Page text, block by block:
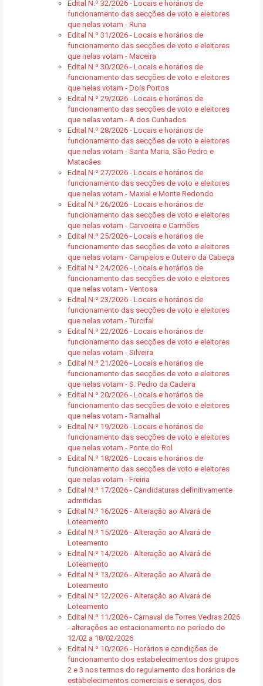
Edital N.º 32/2026 - Locais e horários de
funcionamento das secções de voto e eleitores
que nelas votam - Runa
Edital N.º 31/2026 - Locais e horários de
funcionamento das secções de voto e eleitores
que nelas votam - Maceira
Edital N.º 30/2026 - Locais e horários de
funcionamento das secções de voto e eleitores
que nelas votam - Dois Portos
Edital N.º 29/2026 - Locais e horários de
funcionamento das secções de voto e eleitores
que nelas votam - A dos Cunhados
Edital N.º 28/2026 - Locais e horários de
funcionamento das secções de voto e eleitores
que nelas votam - Santa Maria, São Pedro e
Matacães
Edital N.º 27/2026 - Locais e horários de
funcionamento das secções de voto e eleitores
que nelas votam - Maxial e Monte Redondo
Edital N.º 26/2026 - Locais e horários de
funcionamento das secções de voto e eleitores
que nelas votam - Carvoeira e Carmões
Edital N.º 25/2026 - Locais e horários de
funcionamento das secções de voto e eleitores
que nelas votam - Campelos e Outeiro da Cabeça
Edital N.º 24/2026 - Locais e horários de
funcionamento das secções de voto e eleitores
que nelas votam - Ventosa
Edital N.º 23/2026 - Locais e horários de
funcionamento das secções de voto e eleitores
que nelas votam - Turcifal
Edital N.º 22/2026 - Locais e horários de
funcionamento das secções de voto e eleitores
que nelas votam - Silveira
Edital N.º 21/2026 - Locais e horários de
funcionamento das secções de voto e eleitores
que nelas votam - S. Pedro da Cadeira
Edital N.º 20/2026 - Locais e horários de
funcionamento das secções de voto e eleitores
que nelas votam - Ramalhal
Edital N.º 19/2026 - Locais e horários de
funcionamento das secções de voto e eleitores
que nelas votam - Ponte do Rol
Edital N.º 18/2026 - Locais e horários de
funcionamento das secções de voto e eleitores
que nelas votam - Freiria
Edital N.º 17/2026 - Candidaturas definitivamente
admitidas
Edital N.º 16/2026 - Alteração ao Alvará de
Loteamento
Edital N.º 15/2026 - Alteração ao Alvará de
Loteamento
Edital N.º 14/2026 - Alteração ao Alvará de
Loteamento
Edital N.º 13/2026 - Alteração ao Alvará de
Loteamento
Edital N.º 12/2026 - Alteração ao Alvará de
Loteamento
Edital N.º 11/2026 - Carnaval de Torres Vedras 2026
- alterações ao estacionamento no período de
12/02 a 18/02/2026
Edital N.º 10/2026 - Horários e condições de
funcionamento dos estabelecimentos dos grupos
2 e 3 nos termos do regulamento dos horários de
estabelecimentos comerciais e serviços, dos